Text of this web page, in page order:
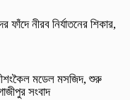
ফাঁদে নীরব নির্যাতনের শিকার,
মডেল মসজিদ, শুরু
সংবাদ